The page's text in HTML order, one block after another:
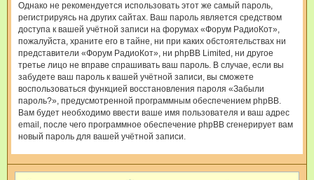
Однако не рекомендуется использовать этот же самый пароль,
регистрируясь на других сайтах. Ваш пароль является средством
доступа к вашей учётной записи на форумах «Форум РадиоКот»,
пожалуйста, храните его в тайне, ни при каких обстоятельствах ни
представители «Форум РадиоКот», ни phpBB Limited, ни другое
третье лицо не вправе спрашивать ваш пароль. В случае, если вы
забудете ваш пароль к вашей учётной записи, вы сможете
воспользоваться функцией восстановления пароля «Забыли
пароль?», предусмотренной программным обеспечением phpBB.
Вам будет необходимо ввести ваше имя пользователя и ваш адрес
email, после чего программное обеспечение phpBB сгенерирует вам
новый пароль для вашей учётной записи.